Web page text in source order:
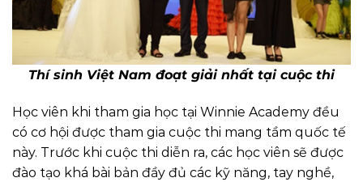
Thí sinh Việt Nam đoạt giải nhất tại cuộc thi
Học viên khi tham gia học tại Winnie Academy đều
có cơ hội được tham gia cuộc thi mang tầm quốc tế
này. Trước khi cuộc thi diễn ra, các học viên sẽ được
đào tạo khá bài bản đầy đủ các kỹ năng, tay nghề,